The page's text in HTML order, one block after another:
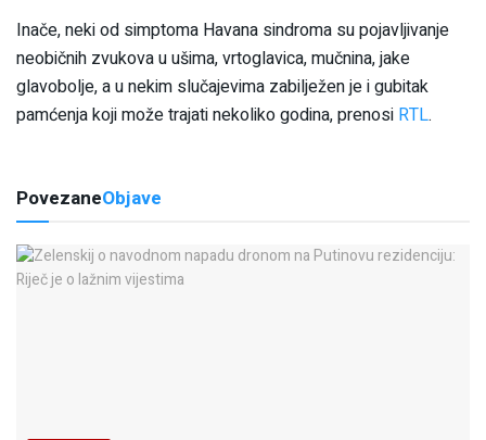
Inače, neki od simptoma Havana sindroma su pojavljivanje
neobičnih zvukova u ušima, vrtoglavica, mučnina, jake
glavobolje, a u nekim slučajevima zabilježen je i gubitak
pamćenja koji može trajati nekoliko godina, prenosi RTL.
PovezaneObjave